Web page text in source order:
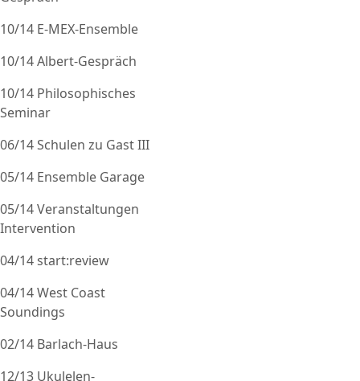
10/14 E-MEX-Ensemble
10/14 Albert-Gespräch
10/14 Philosophisches
Seminar
06/14 Schulen zu Gast III
05/14 Ensemble Garage
05/14 Veranstaltungen
Intervention
04/14 start:review
04/14 West Coast
Soundings
02/14 Barlach-Haus
12/13 Ukulelen-